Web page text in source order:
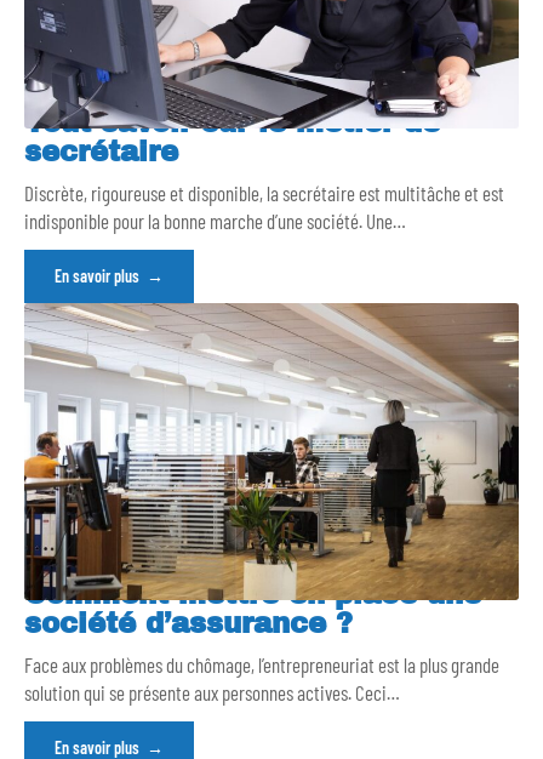
Tout savoir sur le métier de
secrétaire
Discrète, rigoureuse et disponible, la secrétaire est multitâche et est
indisponible pour la bonne marche d’une société. Une…
En savoir plus
Comment mettre en place une
société d’assurance ?
Face aux problèmes du chômage, l’entrepreneuriat est la plus grande
solution qui se présente aux personnes actives. Ceci…
En savoir plus